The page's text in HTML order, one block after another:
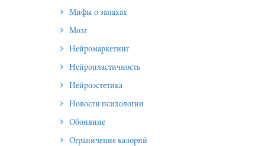
Мифы о запахах
Мозг
Нейромаркетинг
Нейропластичность
Нейроэстетика
Новости психологии
Обоняние
Ограничение калорий